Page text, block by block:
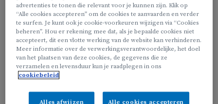
automatische CV
verwerking
Wanneer u een CV heeft, kunt u dat hier
invoegen. We zullen proberen uw CV
mogelijk velden voor u invullen, zodat het
advertenties te tonen die relevant voor je kunnen zijn. Klik op
“Alle cookies accepteren” om de cookies te aanvaarden en verder
te surfen. Je kunt ook je cookie-voorkeuren wijzigen via “Cookies
beheren”. Hou er rekening mee dat, als je bepaalde cookies niet
accepteert, dit een vlotte werking van de website kan verhinderen.
Meer informatie over de verwerkingsverantwoordelijke, het doel
van het plaatsen van deze cookies, de gegevens die ze
verzamelen en levensduur kun je raadplegen in ons
cookiebeleid
Alles afwijzen Alle cookies accepteren